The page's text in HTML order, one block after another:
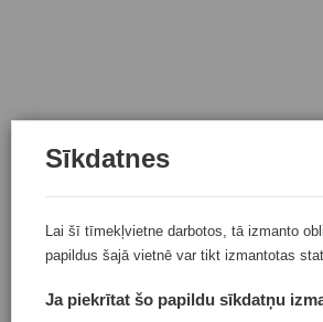
Sīkdatnes
Lai šī tīmekļvietne darbotos, tā izmanto
papildus šajā vietnē var tikt izmantotas
Ja piekrītat šo papildu sīkdatņu